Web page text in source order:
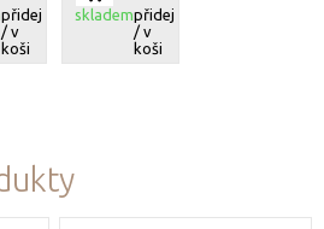
přidej
/ v
koši
skladempřidej
/ v
koši